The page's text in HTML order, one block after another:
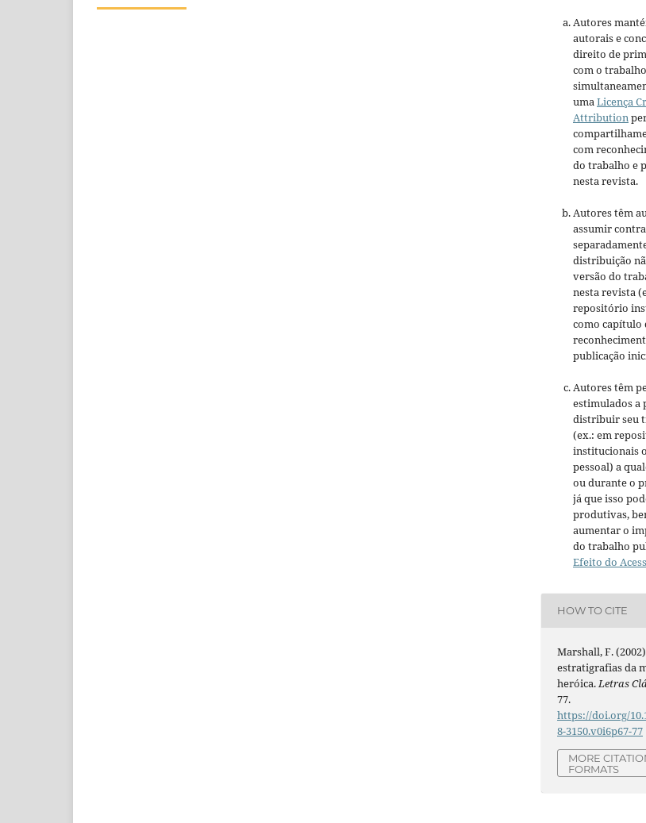
Autores
autorais e
direito de
com o
uma Licença
Attribution
com
do trabalho e
nesta revista.
Autores têm
assumir
distribuição
versão do
nesta revista
repositório
como capítulo
publicação
Autores têm
estimulados a
distribuir seu
(ex.: em
institucionais
pessoal) a
ou durante o
já que isso
produtivas,
aumentar o
do trabalho
Efeito do
HOW TO CITE
Marshall, F.
estratigrafias da
heróica. Letras
77.
https://doi.org/
8-3150.v0i6p67-77
MORE
FORMATS